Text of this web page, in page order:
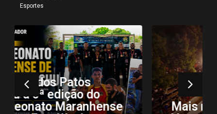
Esportes
Mais registros da 34ª